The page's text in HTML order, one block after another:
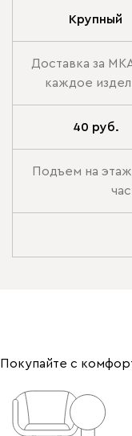
Крупный
Доставка за
каждое
40 руб.
Подъем на
Покупайте с